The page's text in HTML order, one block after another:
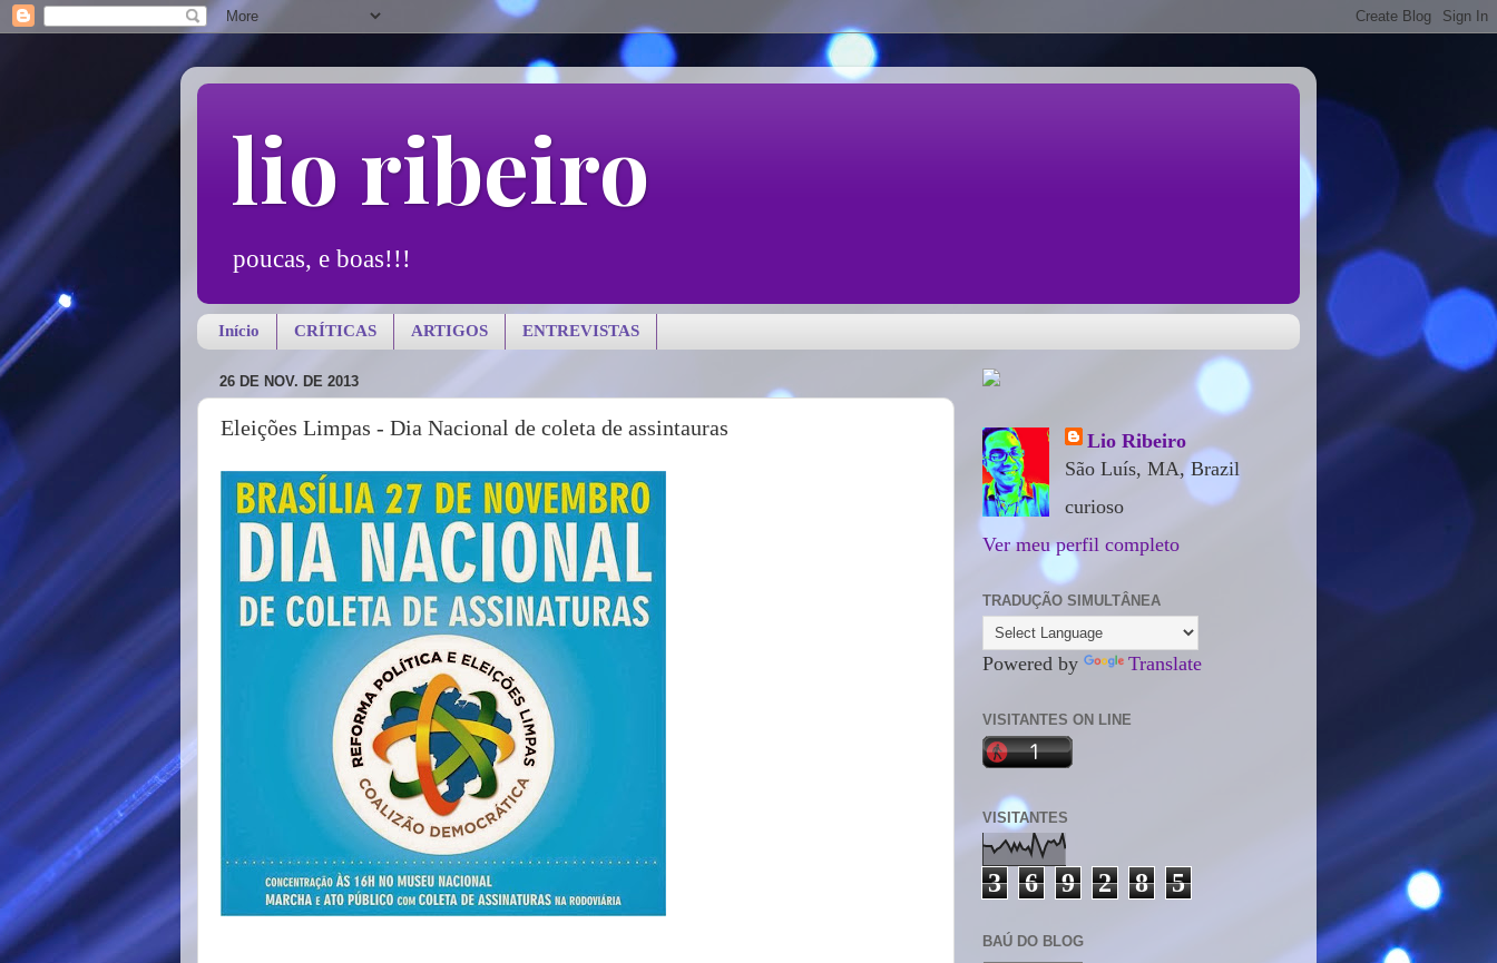
lio ribeiro
poucas, e boas!!!
Início CRÍTICAS ARTIGOS ENTREVISTAS
26 DE NOV. DE 2013
Eleições Limpas - Dia Nacional de coleta de assintauras
Lio Ribeiro
São Luís, MA, Brazil
curioso
Ver meu perfil completo
TRADUÇÃO SIMULTÂNEA
Powered by Translate
VISITANTES ON LINE
VISITANTES
3 6 9 2 8 5
BAÚ DO BLOG